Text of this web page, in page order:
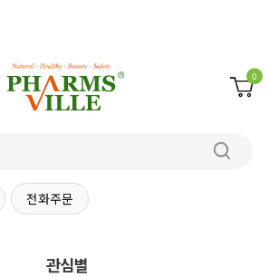
0
전화주문
관심별